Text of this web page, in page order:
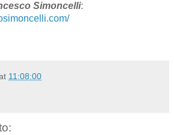
Simoncelli:
11:08:00